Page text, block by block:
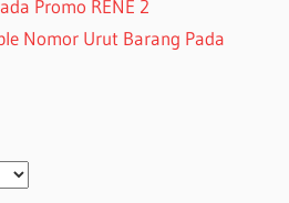
Promo RENE 2
Nomor Urut Barang Pada